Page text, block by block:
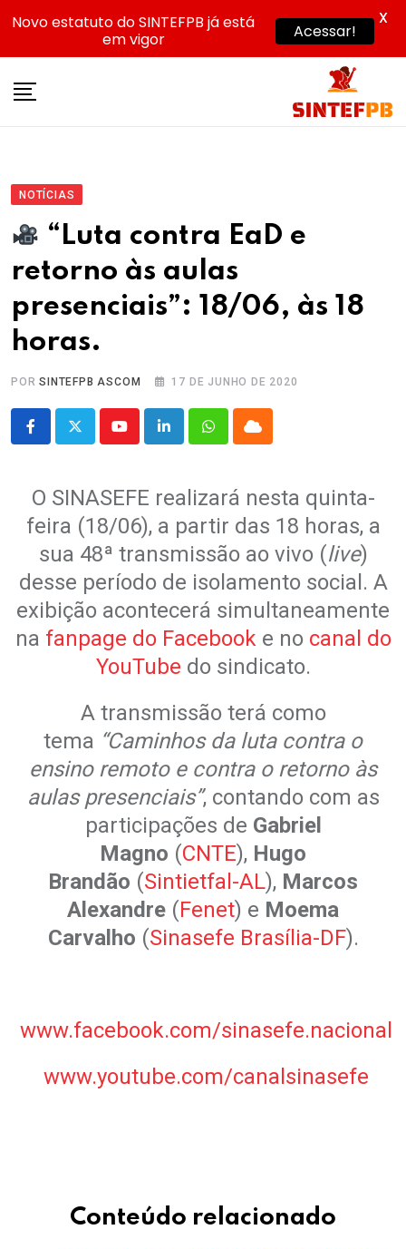
NOTÍCIAS
“Luta contra EaD e
retorno às aulas
presenciais”: 18/06, às 18
horas.
PORSINTEFPB ASCOM 17 DE JUNHO DE 2020
YoutubeLinkedInWhatsappCloud
O SINASEFE realizará nesta quinta-
feira (18/06), a partir das 18 horas, a
sua 48ª transmissão ao vivo (live)
desse período de isolamento social. A
exibição acontecerá simultaneamente
na fanpage do Facebooke no canal do
YouTube do sindicato.
A transmissão terá como
tema “Caminhos da luta contra o
ensino remoto e contra o retorno às
aulas presenciais”, contando com as
participações de Gabriel
Magno (CNTE), Hugo
Brandão (Sintietfal-AL), Marcos
Alexandre (Fenet) e Moema
Carvalho (Sinasefe Brasília-DF).
www.facebook.com/sinasefe.nacional
www.youtube.com/canalsinasefe
Conteúdo relacionado
Novo estatuto do SINTEFPB já está
em vigor
Acessar!
X